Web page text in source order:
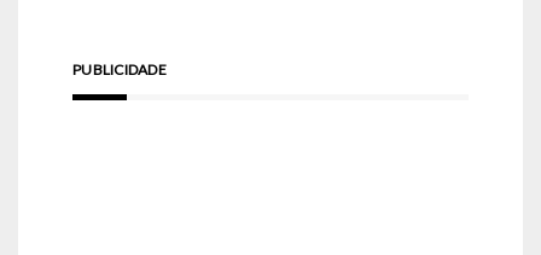
PUBLICIDADE